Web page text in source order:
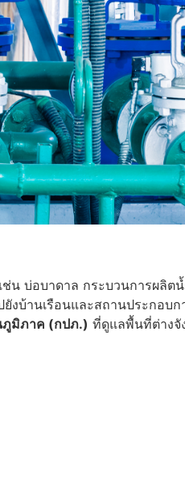
น บ่อบาดาล กระบวนการผลิตน้
บ้านเรือนและสถานประกอบก
ภูมิภาค (กปภ.) ที่ดูแลพื้นที่ต่างจั